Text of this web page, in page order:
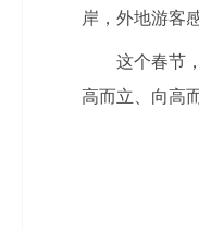
岸，外地游客
这个春节
高而立、向高